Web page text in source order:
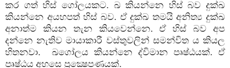
කර ගත් හිස් ගෝලයකට. ඛ කියන්නෙ හිස් බව දුක්ඛ
කියන්නෙ අයහපත් හිස් බව. ඒ දුක්ඛ තමයි අනිත්‍ය දුක්ඛ
අනාත්ම කියන තැන කියවෙන්නෙ. ඒ හිස් බව අප
දන්නෙ නැතිව මායාකාරී වස්තුවලින් සමන්විත ය කියල
හිතනවා.
ඛගෝලය කියන්නෙ ද්විමාන පෘෂ්ඨයක්. ඒ
පෘෂ්ඨය අහසෙ ප්‍රක්‍ෂෙපණයක්.